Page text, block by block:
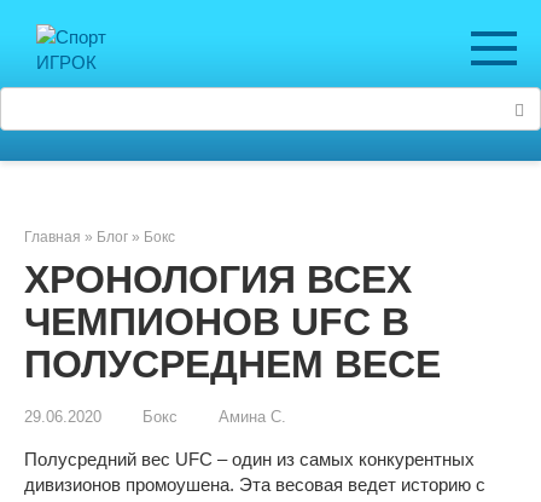
контенту
Главная » Блог » Бокс
ХРОНОЛОГИЯ ВСЕХ
ЧЕМПИОНОВ UFC В
ПОЛУСРЕДНЕМ ВЕСЕ
29.06.2020 Бокс Амина С.
Полусредний вес UFC – один из самых конкурентных
дивизионов промоушена. Эта весовая ведет историю с